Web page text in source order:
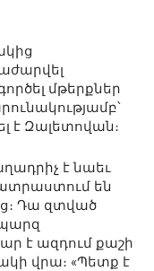
մթերքներ
է Զալետովան։
է նաեւ
են
Դա զտված
է ազդում քաշի
վրա։ «Պետք է